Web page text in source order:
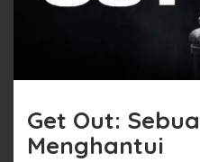
Get Out:
Menghantui